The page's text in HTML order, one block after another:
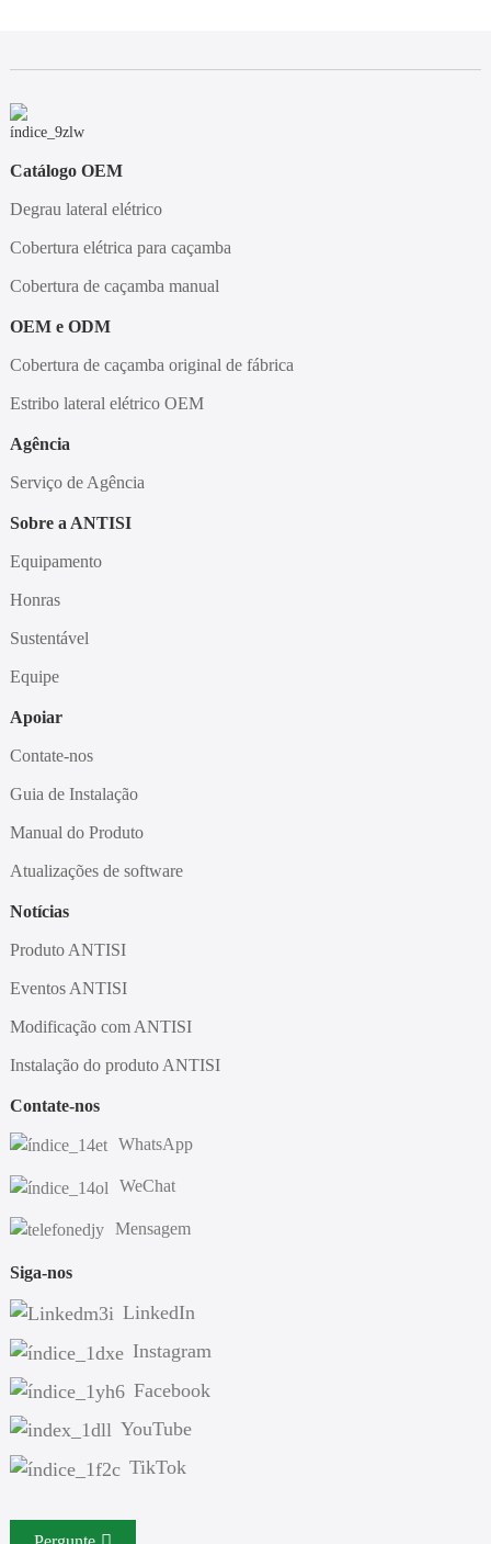
Catálogo OEM
Degrau lateral elétrico
Cobertura elétrica para caçamba
Cobertura de caçamba manual
OEM e ODM
Cobertura de caçamba original de fábrica
Estribo lateral elétrico OEM
Agência
Serviço de Agência
Sobre a ANTISI
Equipamento
Honras
Sustentável
Equipe
Apoiar
Contate-nos
Guia de Instalação
Manual do Produto
Atualizações de software
Notícias
Produto ANTISI
Eventos ANTISI
Modificação com ANTISI
Instalação do produto ANTISI
Contate-nos
WhatsApp
WeChat
Mensagem
Siga-nos
LinkedIn
Instagram
Facebook
YouTube
TikTok